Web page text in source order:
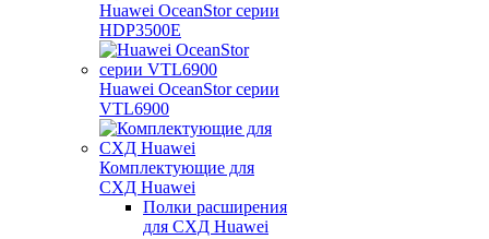
Huawei OceanStor серии
HDP3500E
Huawei OceanStor серии
VTL6900
Комплектующие для
СХД Huawei
Полки расширения
для СХД Huawei